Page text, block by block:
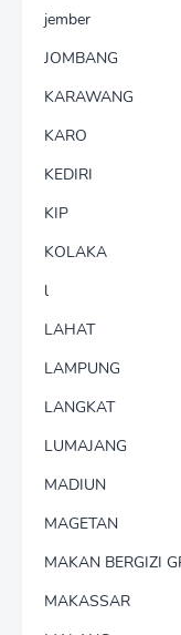
jember
JOMBANG
KARAWANG
KARO
KEDIRI
KIP
KOLAKA
l
LAHAT
LAMPUNG
LANGKAT
LUMAJANG
MADIUN
MAGETAN
MAKAN BERGIZI
MAKASSAR